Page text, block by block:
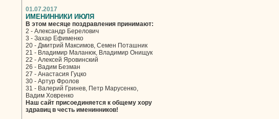
01.07.2017
ИМЕНИННИКИ ИЮЛЯ
В этом месяце поздравления принимают:
2 - Александр Берелович
3 - Захар Ефименко
20 - Дмитрий Максимов, Семен Поташник
21 - Владимир Маланюк, Владимир Онищук
22 - Алексей Яровинский
26 - Вадим Безман
27 - Анастасия Гуцко
30 - Артур Фролов
31 - Валерий Гринев, Петр Марусенко,
Вадим Ховренко
Наш сайт присоединяется к общему хору
здравиц в честь именинников!